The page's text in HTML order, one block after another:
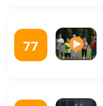
77